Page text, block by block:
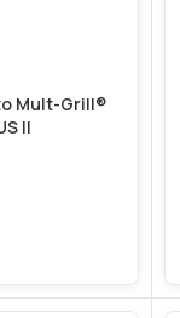
Mult-Grill®
II